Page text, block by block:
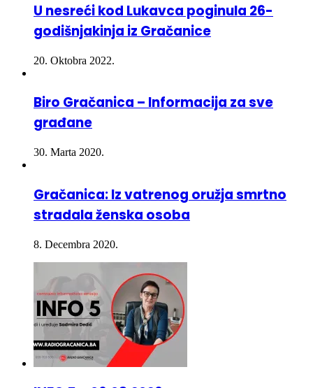
godišnjakinja iz Gračanice
20. Oktobra 2022.
građane
30. Marta 2020.
stradala ženska osoba
8. Decembra 2020.
INFO 5 – 06.08.2026.